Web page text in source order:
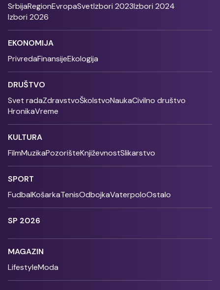
SrbijaRegionEvropaSvetIzbori 2023Izbori 2024
Izbori 2026
EKONOMIJA
PrivredaFinansijeEkologija
DRUŠTVO
Svet radaZdravstvoŠkolstvoNaukaCivilno društvo
HronikaVreme
KULTURA
FilmMuzikaPozorišteKnjiževnostSlikarstvo
SPORT
FudbalKošarkaTenisOdbojkaVaterpoloOstalo
SP 2026
MAGAZIN
LifestyleModa